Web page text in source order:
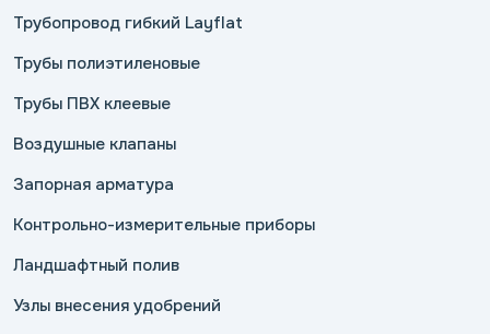
Трубопровод гибкий Layflat
Трубы полиэтиленовые
Трубы ПВХ клеевые
Воздушные клапаны
Запорная арматура
Контрольно-измерительные приборы
Ландшафтный полив
Узлы внесения удобрений